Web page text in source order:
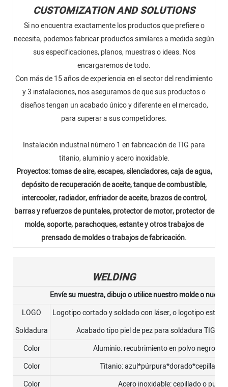
CUSTOMIZATION AND SOLUTIONS
Si no encuentra exactamente los productos que prefiere o
necesita, podemos fabricar productos similares a medida según
sus especificaciones, planos, muestras o ideas. Nos
encargaremos de todo.
Con más de 15 años de experiencia en el sector del rendimiento
y 3 instalaciones, nos aseguramos de que sus productos o
diseños tengan un acabado único y diferente en el mercado,
para superar a sus competidores.
Instalación industrial número 1 en fabricación de TIG para
titanio, aluminio y acero inoxidable.
Proyectos: tomas de aire, escapes, silenciadores, caja de agua,
depósito de recuperación de aceite, tanque de combustible,
intercooler, radiador, enfriador de aceite, brazos de control,
barras y refuerzos de puntales, protector de motor, protector de
molde, soporte, parachoques, estante y otros trabajos de
prensado de moldes o trabajos de fabricación.
WELDING
Envíe su muestra, dibujo o utilice nuestro molde o
LOGO
Logotipo cortado y soldado con láser, o logotipo
Soldadura
Acabado tipo piel de pez para soldadura TIG o
Color
Aluminio: recubrimiento en polvo negro,
Color
Titanio:
Color
Acero inoxidable: cepillado o pulido